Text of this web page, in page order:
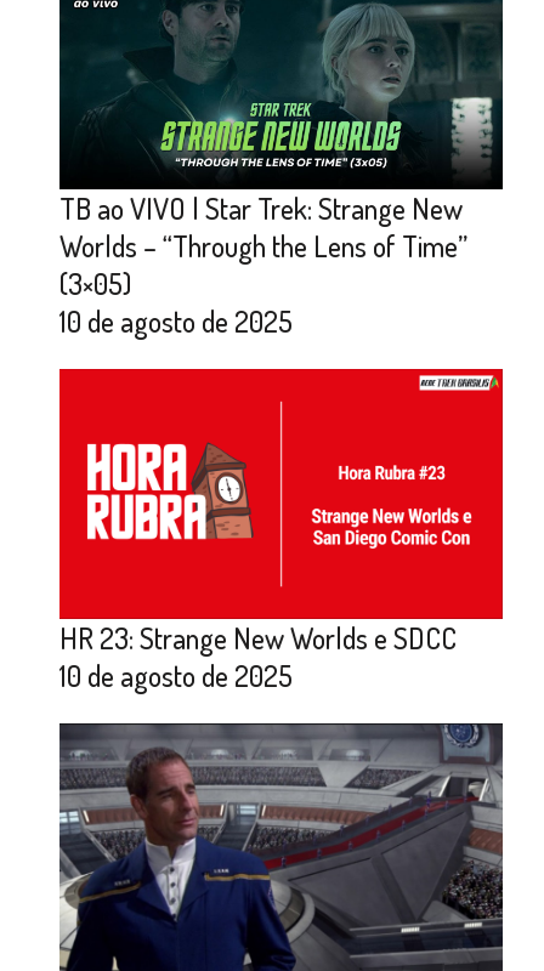
TB ao VIVO | Star Trek: Strange New
Worlds – “Through the Lens of Time”
(3×05)
10 de agosto de 2025
HR 23: Strange New Worlds e SDCC
10 de agosto de 2025